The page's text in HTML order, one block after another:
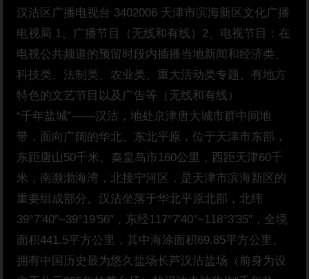
汉沽区广播电视台 3402006 天津市滨海新区文化广播
电视局 1、广播节目（无线和有线）2、电视节目：在
电视公共频道的预留时段内插播当地新闻和经济类、
科技类、法制类、农业类、重大活动类专题、有地方
特色的文艺节目以及广告等（无线和有线）
“千年盐城”——汉沽，地处京津唐大城市群中间地
带，面向广阔的华北、东北平原，位于天津市东部，
东距唐山50千米、秦皇岛市160公里，西距天津60千
米，南濒渤海湾，北接宁河区，是天津市滨海新区的
重要组成部分。汉沽坐落于华北平原北部，北纬
39°7′40″~39°19′56″，东经117°7′40″~118°3′35″，全境
面积441.5平方公里，其中海涂面积69.85平方公里。
拥有中国历史最为悠久盐场长芦汉沽盐场（前身为设